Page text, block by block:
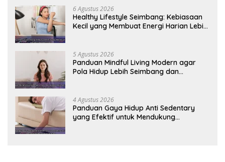
6 Agustus 2026
Healthy Lifestyle Seimbang: Kebiasaan
Kecil yang Membuat Energi Harian Lebih
5 Agustus 2026
Panduan Mindful Living Modern agar
Pola Hidup Lebih Seimbang dan
4 Agustus 2026
Panduan Gaya Hidup Anti Sedentary
yang Efektif untuk Mendukung